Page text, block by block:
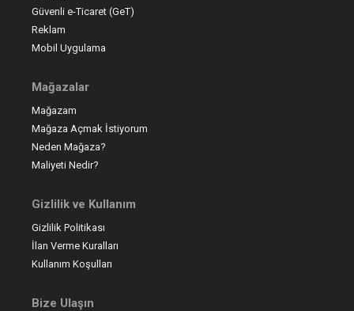
Güvenli e-Ticaret (GeT)
Reklam
Mobil Uygulama
Mağazalar
Mağazam
Mağaza Açmak İstiyorum
Neden Mağaza?
Maliyeti Nedir?
Gizlilik ve Kullanım
Gizlilik Politikası
İlan Verme Kuralları
Kullanım Koşulları
Bize Ulaşın